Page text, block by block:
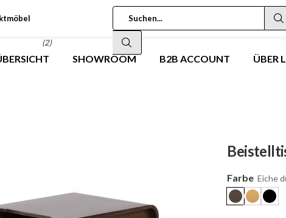
(2)
SHOWROOM B2B ACCOUNT ÜBER
Farbe Eiche